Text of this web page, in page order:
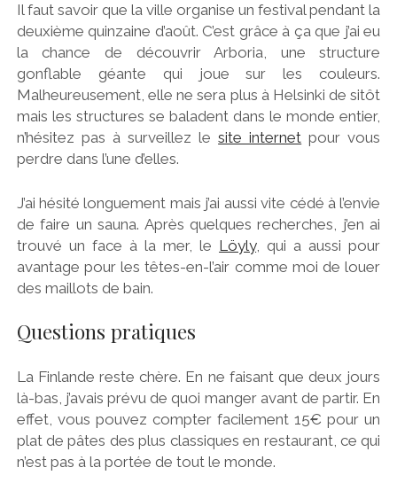
Il faut savoir que la ville organise un festival pendant la
deuxième quinzaine d’août. C’est grâce à ça que j’ai eu
la chance de découvrir Arboria, une structure
gonflable géante qui joue sur les couleurs.
Malheureusement, elle ne sera plus à Helsinki de sitôt
mais les structures se baladent dans le monde entier,
n’hésitez pas à surveillez lesite internet pour vous
perdre dans l’une d’elles.
J’ai hésité longuement mais j’ai aussi vite cédé à l’envie
de faire un sauna. Après quelques recherches, j’en ai
trouvé un face à la mer, le Löyly, qui a aussi pour
avantage pour les têtes-en-l’air comme moi de louer
des maillots de bain.
Questions pratiques
La Finlande reste chère. En ne faisant que deux jours
là-bas, j’avais prévu de quoi manger avant de partir. En
effet, vous pouvez compter facilement 15€ pour un
plat de pâtes des plus classiques en restaurant, ce qui
n’est pas à la portée de tout le monde.